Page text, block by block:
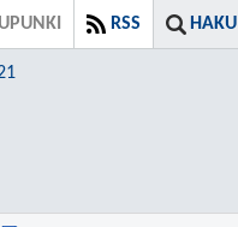
HAKU
RSS